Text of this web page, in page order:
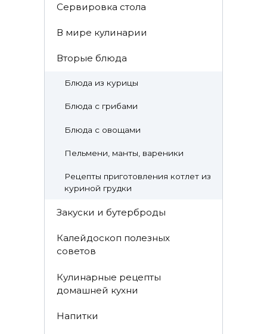
Cервировка стола
В мире кулинарии
Вторые блюда
Блюда из курицы
Блюда с грибами
Блюда с овощами
Пельмени, манты, вареники
Рецепты приготовления котлет из
куриной грудки
Закуски и бутерброды
Калейдоскоп полезных
советов
Кулинарные рецепты
домашней кухни
Напитки